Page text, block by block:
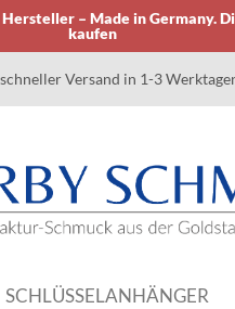
– Made in Germany.
kaufen
Versand in 1-3
SCHLÜSSELANHÄNGER